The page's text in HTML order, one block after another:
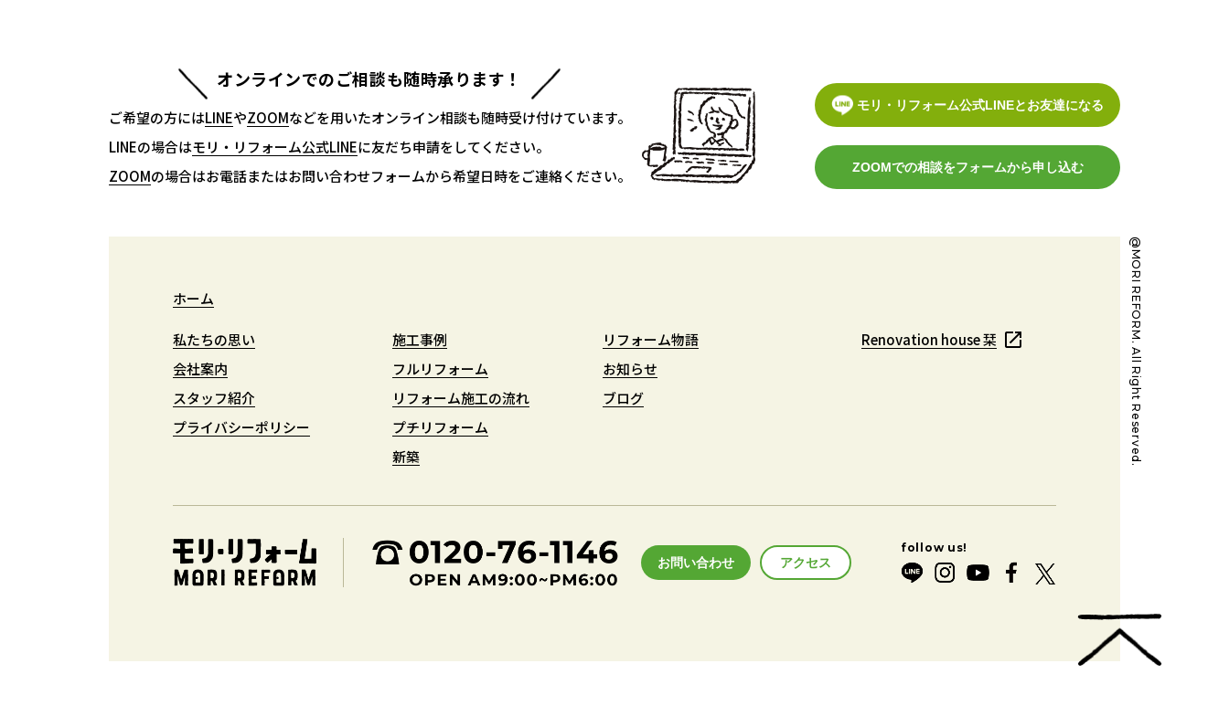
オンラインでのご相談も随時承ります！
ご希望の方にはLINE
LINEやZOOM
ZOOMなどを用いたオンライン相談も随時受け付けています。
LINEの場合はモリ・リフォーム公式LINE
モリ・リフォーム公式LINEに友だち申請をしてください。
ZOOM
ZOOMの場合はお電話またはお問い合わせフォームから希望日時をご連絡ください。
モリ・リフォーム公式LINEとお友達になる
ZOOMでの相談をフォームから申し込む
ホーム
ホーム
私たちの思い
私たちの思い
会社案内
会社案内
スタッフ紹介
スタッフ紹介
プライバシーポリシー
プライバシーポリシー
施工事例
施工事例
フルリフォーム
フルリフォーム
リフォーム施工の流れ
リフォーム施工の流れ
プチリフォーム
プチリフォーム
新築
新築
リフォーム物語
リフォーム物語
お知らせ
お知らせ
ブログ
ブログ
Renovation house 栞
Renovation house 栞
お問い合わせ アクセス
アクセス
@MORI REFORM. All Right Reserved.